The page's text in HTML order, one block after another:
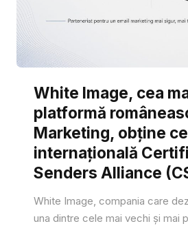
White Image, cea
platformă
Marketing, obține
internațională
Senders Alliance
White Image, compania care
una dintre cele mai vechi și mai